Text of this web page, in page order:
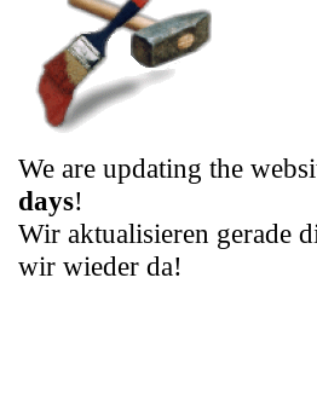
We are updating the
days!
Wir aktualisieren gerade
wir wieder da!